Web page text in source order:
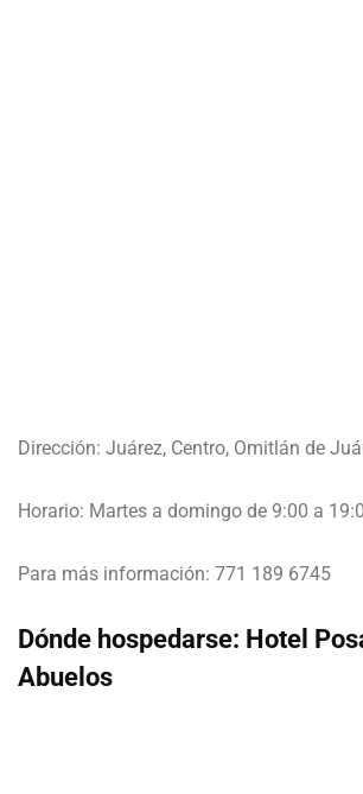
Dirección: Juárez, Centro, Omitlán de
Horario: Martes a domingo de 9:00 a
Para más información: 771 189 6745
Dónde hospedarse: Hotel
Abuelos